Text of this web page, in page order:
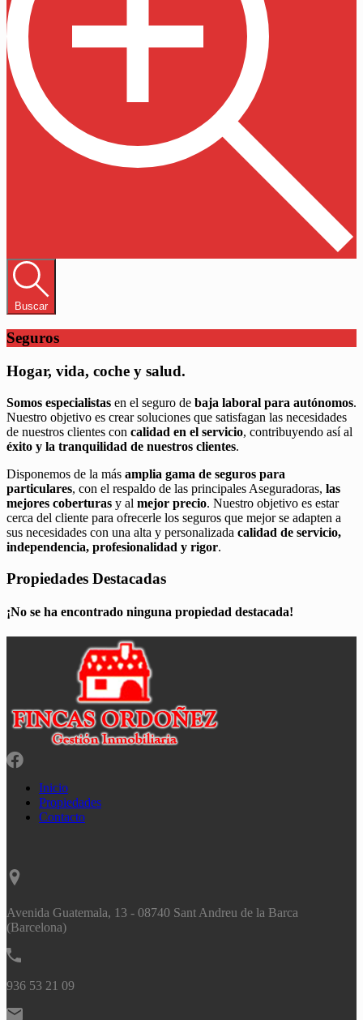
Buscar
Seguros
Hogar, vida, coche y salud.
Somos especialistas en el seguro de baja laboral para autónomos.
Nuestro objetivo es crear soluciones que satisfagan las necesidades
de nuestros clientes con calidad en el servicio, contribuyendo así al
éxito y la tranquilidad de nuestros clientes.
Disponemos de la más amplia gama de seguros para
particulares, con el respaldo de las principales Aseguradoras, las
mejores coberturas y al mejor precio. Nuestro objetivo es estar
cerca del cliente para ofrecerle los seguros que mejor se adapten a
sus necesidades con una alta y personalizada calidad de servicio,
independencia, profesionalidad y rigor.
Propiedades Destacadas
¡No se ha encontrado ninguna propiedad destacada!
Inicio
Propiedades
Contacto
Avenida Guatemala, 13 - 08740 Sant Andreu de la Barca
(Barcelona)
936 53 21 09